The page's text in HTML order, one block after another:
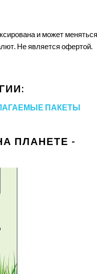
и может
Не является офертой.
ПАКЕТЫ
ПЛАНЕТЕ -